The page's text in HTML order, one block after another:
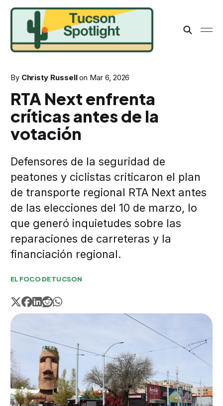
By Christy Russell on Mar 6, 2026
RTA Next enfrenta
críticas antes de la
votación
Defensores de la seguridad de
peatones y ciclistas criticaron el plan
de transporte regional RTA Next antes
de las elecciones del 10 de marzo, lo
que generó inquietudes sobre las
reparaciones de carreteras y la
financiación regional.
EL FOCO DE TUCSON